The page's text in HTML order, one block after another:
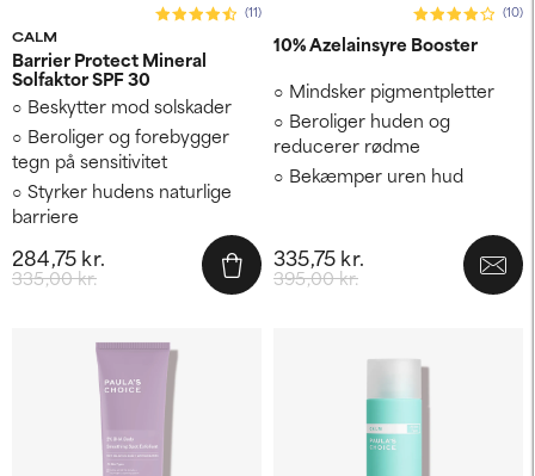
(10)
10% Azelainsyre Booster
Mindsker pigmentpletter
Beroliger huden og
reducerer rødme
Bekæmper uren hud
395,00 kr.
335,75 kr.
CALM
(11)
Barrier Protect Mineral
Solfaktor SPF 30
Beskytter mod solskader
Beroliger og forebygger
tegn på sensitivitet
Styrker hudens naturlige
barriere
335,00 kr.
284,75 kr.